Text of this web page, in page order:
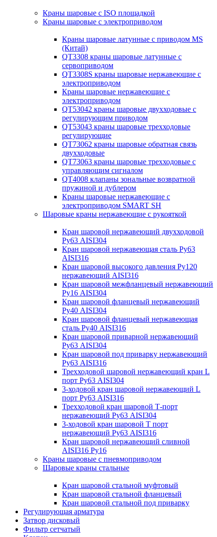
Краны шаровые с ISO площадкой
Краны шаровые с электроприводом
Краны шаровые латунные с приводом MS
(Китай)
QT3308 краны шаровые латунные с
сервоприводом
QT3308S краны шаровые нержавеющие с
электроприводом
Краны шаровые нержавеющие с
электроприводом
QT53042 краны шаровые двухходовые с
регулирующим приводом
QT53043 краны шаровые трехходовые
регулирующие
QT73062 краны шаровые обратная связь
двухходовые
QT73063 краны шаровые трехходовые с
управляющим сигналом
QT4008 клапаны зональные возвратной
пружиной и дублером
Краны шаровые нержавеющие с
электроприводом SMART SH
Шаровые краны нержавеющие с рукояткой
Кран шаровой нержавеющий двухходовой
Ру63 AISI304
Кран шаровой нержавеющая сталь Ру63
AISI316
Кран шаровой высокого давления Ру120
нержавеющий AISI316
Кран шаровой межфланцевый нержавеющий
Ру16 AISI304
Кран шаровой фланцевый нержавеющий
Ру40 AISI304
Кран шаровой фланцевый нержавеющая
сталь Ру40 AISI316
Кран шаровой приварной нержавеющий
Ру63 AISI304
Кран шаровой под приварку нержавеющий
Ру63 AISI316
Трехходовой шаровой нержавеющий кран L
порт Ру63 AISI304
3-ходовой кран шаровой нержавеющий L
порт Ру63 AISI316
Трехходовой кран шаровой Т-порт
нержавеющий Ру63 AISI304
3-ходовой кран шаровой Т порт
нержавеющий Ру63 AISI316
Кран шаровой нержавеющий сливной
AISI316 Ру16
Краны шаровые с пневмоприводом
Шаровые краны стальные
Кран шаровой стальной муфтовый
Кран шаровой стальной фланцевый
Кран шаровой стальной под приварку
Регулирующая арматура
Затвор дисковый
Фильтр сетчатый